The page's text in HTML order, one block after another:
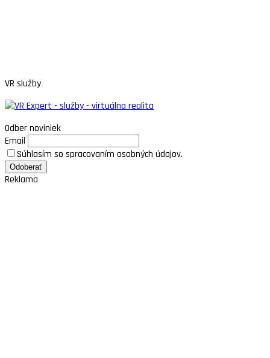
VR služby
Odber noviniek
Email
Súhlasím so spracovaním osobných údajov.
Reklama